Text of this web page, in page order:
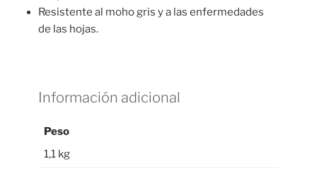
Resistente al moho gris y a las enfermedades
de las hojas.
Información adicional
Peso
1,1 kg